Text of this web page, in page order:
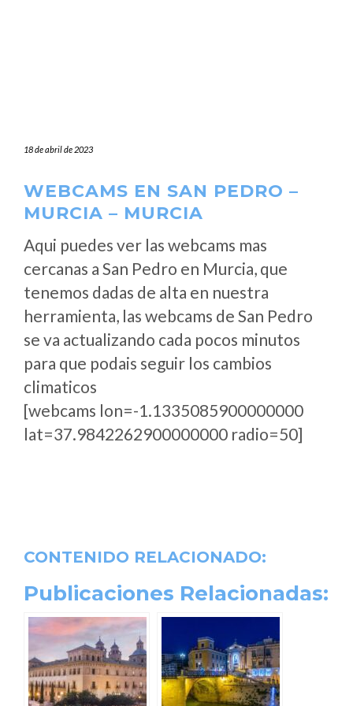
18 de abril de 2023
WEBCAMS EN SAN PEDRO –
MURCIA – MURCIA
Aqui puedes ver las webcams mas
cercanas a San Pedro en Murcia, que
tenemos dadas de alta en nuestra
herramienta, las webcams de San Pedro
se va actualizando cada pocos minutos
para que podais seguir los cambios
climaticos
[webcams lon=-1.1335085900000000
lat=37.9842262900000000 radio=50]
CONTENIDO RELACIONADO:
Publicaciones Relacionadas: